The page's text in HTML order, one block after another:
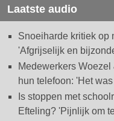
Laatste audio
Snoeiharde kritiek op
'Afgrijselijk en
Medewerkers
hun telefoon: 'Het
Is stoppen met
Efteling? 'Pijnlijk om